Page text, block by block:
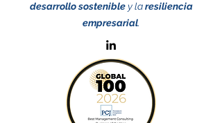
desarrollo sostenibley laresiliencia
empresarial.